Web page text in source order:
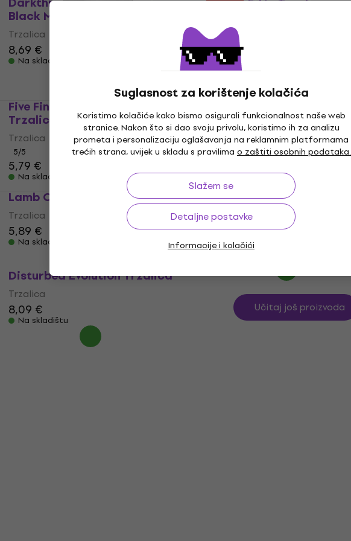
Suglasnost za korištenje kolačića
Koristimo kolačiće kako bismo osigurali funkcionalnost naše web
stranice. Nakon što si dao svoju privolu, koristimo ih za analizu
prometa i personalizaciju oglašavanja na reklamnim platformama
trećih strana, uvijek u skladu s pravilima o zaštiti osobnih podataka.
Slažem se
Detaljne postavke
Informacije i kolačići
Black Metal Trzalica
Trzalica
8,69 €
Na skladištu
6,19 €
Na skladištu
Five Finger Death Punch Logos
Trzalica
Trzalica
5/5
5,79 €
Na skladištu
Akcija
Iron Maiden Senjutsu
Trzalica
7,59 €9,99 €
- 24 %
Na skladištu
Lamb Of God Omens Trzalica
Trzalica
5,89 €
Na skladištu
Venom Black Metal
Trzalica
5/5
7,39 €
Disturbed Evolution Trzalica
Trzalica
8,09 €
Na skladištu
Učitaj još proizvoda